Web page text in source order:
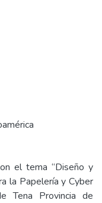
el tema “Diseño y
la Papelería y Cyber
Tena Provincia de